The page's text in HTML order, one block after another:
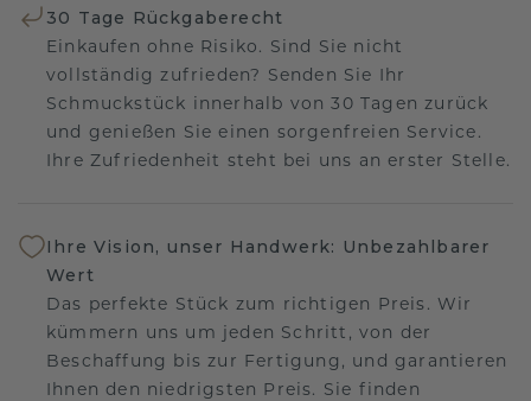
30 Tage Rückgaberecht
Einkaufen ohne Risiko. Sind Sie nicht
vollständig zufrieden? Senden Sie Ihr
Schmuckstück innerhalb von 30 Tagen zurück
und genießen Sie einen sorgenfreien Service.
Ihre Zufriedenheit steht bei uns an erster Stelle.
Ihre Vision, unser Handwerk: Unbezahlbarer
Wert
Das perfekte Stück zum richtigen Preis. Wir
kümmern uns um jeden Schritt, von der
Beschaffung bis zur Fertigung, und garantieren
Ihnen den niedrigsten Preis. Sie finden